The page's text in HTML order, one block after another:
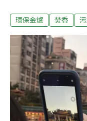
爐，走得比減香政策
何走出一條守護文
峽祖師廟：為鄰里環
紙」。烘爐地南山
金紙產生大量煙塵，
居民反映停附近的車
2007年福德宮管理
很大的收入，所以很
環保金爐 焚香